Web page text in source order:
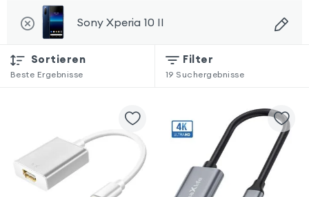
Sony Xperia 10 II
Sortieren
Beste Ergebnisse
Filter
19 Suchergebnisse